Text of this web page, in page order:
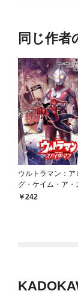
同じ作者
ウルトラマン：ア
グ・ケイム・ア・
イダーマン【単話】
242